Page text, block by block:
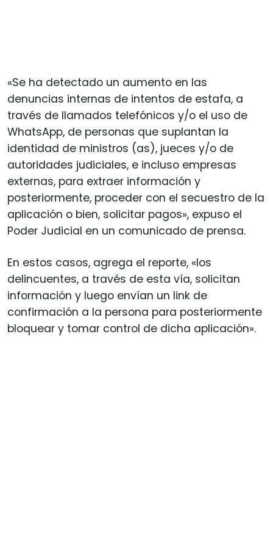
«Se ha detectado un aumento en las
denuncias internas de intentos de estafa, a
través de llamados telefónicos y/o el uso de
WhatsApp, de personas que suplantan la
identidad de ministros (as), jueces y/o de
autoridades judiciales, e incluso empresas
externas, para extraer información y
posteriormente, proceder con el secuestro de la
aplicación o bien, solicitar pagos», expuso el
Poder Judicial en un comunicado de prensa.
En estos casos, agrega el reporte, «los
delincuentes, a través de esta vía, solicitan
información y luego envían un link de
confirmación a la persona para posteriormente
bloquear y tomar control de dicha aplicación».